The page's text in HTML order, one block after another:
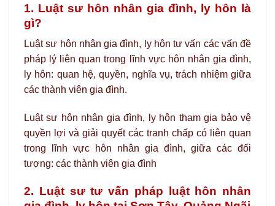
1. Luật sư hôn nhân gia đình, ly hôn là
gì?
Luật sư hôn nhân gia đình, ly hôn tư vấn các vấn đề
pháp lý liên quan trong lĩnh vực hôn nhân gia đình,
ly hôn: quan hệ, quyền, nghĩa vụ, trách nhiệm giữa
các thành viên gia đình.
Luật sư hôn nhân gia đình, ly hôn tham gia bảo vệ
quyền lợi và giải quyết các tranh chấp có liên quan
trong lĩnh vực hôn nhân gia đình, giữa các đối
tượng: các thành viên gia đình
2. Luật sư tư vấn pháp luật hôn nhân